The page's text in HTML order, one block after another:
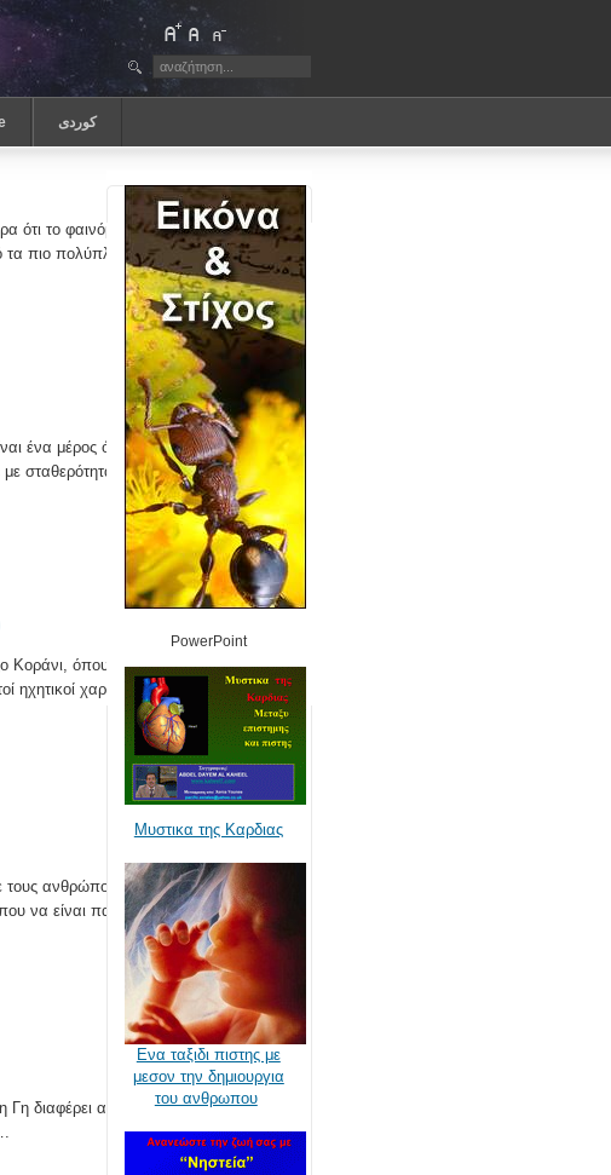
كوردى
ότι το φαινόμενο της
τα πιο πολύπλοκα
ένα μέρος όπου
με σταθερότητα.….
Κοράνι, όπου στην
ηχητικοί χαρακτήρες.
ανθρώπους και τα
να είναι παρόμοιο
Γη διαφέρει από την
PowerPoint
Μυστικα της Καρδιας
Ενα ταξιδι πιστης με
μεσον την δημιουργια
του ανθρωπου